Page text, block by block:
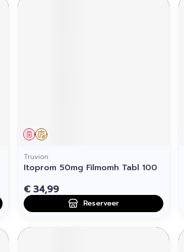
Op voorschrift
Geneesmiddel
Truvion
Itoprom 50mg Filmomh Tabl 100
€ 34,99
Reserveer